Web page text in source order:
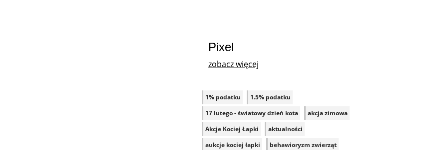
Pixel
zobacz więcej
1% podatku
1.5% podatku
17 lutego - światowy dzień kota
akcja zimowa
Akcje Kociej Łapki
aktualności
aukcje kociej łapki
behawioryzm zwierząt